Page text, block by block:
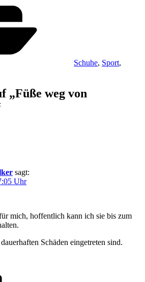
Schuhe, Sport,
„Füße weg von
sagt:
Uhr
mich, hoffentlich kann ich sie bis zum
Schäden eingetreten sind.